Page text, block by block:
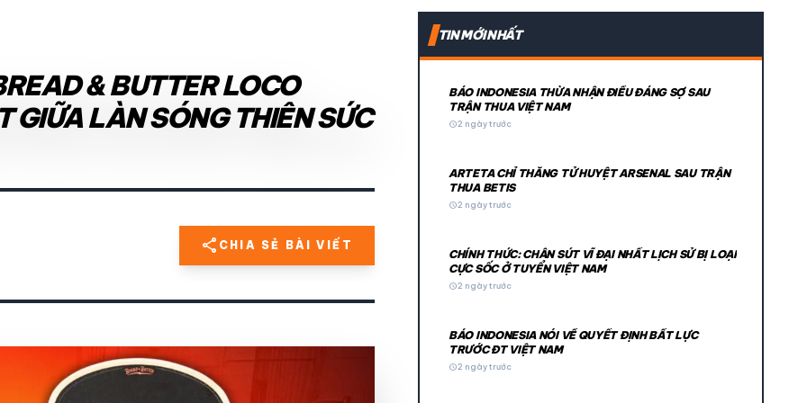
© 2026 TT24H
& BUTTER LOCO
GIỮA LÀN SÓNG THIÊN SỨC
share CHIA SẺ BÀI VIẾT
TIN MỚI NHẤT
BÁO INDONESIA THỪA NHẬN ĐIỀU ĐÁNG SỢ SAU
TRẬN THUA VIỆT NAM
schedule2 ngày trước
ARTETA CHỈ THẲNG TỬ HUYỆT ARSENAL SAU TRẬN
THUA BETIS
schedule2 ngày trước
CHÍNH THỨC: CHÂN SÚT VĨ ĐẠI NHẤT LỊCH SỬ BỊ LOẠI
CỰC SỐC Ở TUYỂN VIỆT NAM
schedule2 ngày trước
BÁO INDONESIA NÓI VỀ QUYẾT ĐỊNH BẤT LỰC
TRƯỚC ĐT VIỆT NAM
schedule2 ngày trước